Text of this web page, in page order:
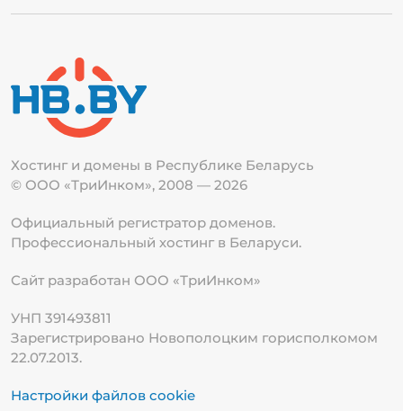
Хостинг и домены в Республике Беларусь
© ООО «ТриИнком», 2008 — 2026
Официальный регистратор доменов.
Профессиональный хостинг в Беларуси.
Сайт разработан ООО «ТриИнком»
УНП 391493811
Зарегистрировано Новополоцким горисполкомом
22.07.2013.
Настройки файлов cookie